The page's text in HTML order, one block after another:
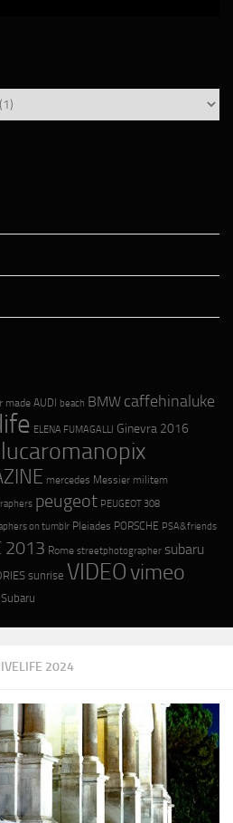
2024
made AUDI beach BMW caffehinaluke
ELENA FUMAGALLI Ginevra 2016
lucaromanopix
mercedes Messier militem
peugeot PEUGEOT 308
on tumblr Pleiades PORSCHE PSA&friends
2013 Rome streetphotographer subaru
sunrise VIDEOvimeo